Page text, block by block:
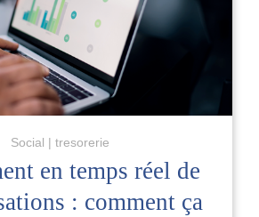
Social tresorerie
en temps réel de
: comment ça